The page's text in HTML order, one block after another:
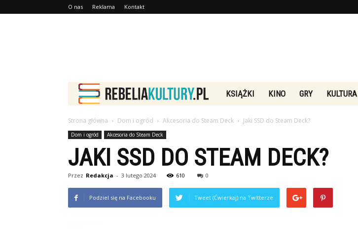
O nas Reklama Kontakt
Rebeliakultury.pl
KSIĄŻKI KINO GRY KULTURA
Strona główna Dom i ogród Akcesoria do Steam Deck Jaki SSD do Steam Deck?
Dom i ogród Akcesoria do Steam Deck
JAKI SSD DO STEAM DECK?
Przez Redakcja - 3 lutego 2024 610 0
Podziel się na Facebooku Tweet (Ćwierkaj) na Twitterze